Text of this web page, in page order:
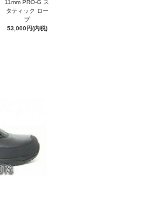
11mm PRO-G ス
タティック ロー
プ
53,000円(内税)